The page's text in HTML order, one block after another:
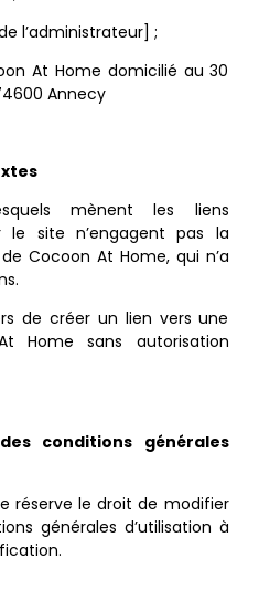
l’administrateur] ;
At Home domicilié au 30
Annecy
mènent les liens
le site n’engagent pas la
Cocoon At Home, qui n’a
de créer un lien vers une
Home sans autorisation
conditions générales
réservele droit de modifier
générales d’utilisation à